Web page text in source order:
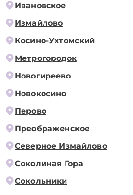
Ивановское
Измайлово
Косино-Ухтомский
Метрогородок
Новогиреево
Новокосино
Перово
Преображенское
Северное Измайлово
Соколиная Гора
Сокольники